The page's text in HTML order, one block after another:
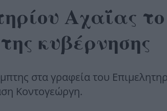
Αχαΐας το
κυβέρνησης
στα γραφεία του
Κοντογεώργη.